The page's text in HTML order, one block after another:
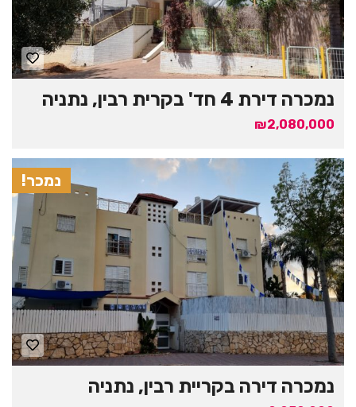
נמכרה דירת 4 חד' בקרית רבין, נתניה
₪2,080,000
נמכר!
נמכרה דירה בקריית רבין, נתניה